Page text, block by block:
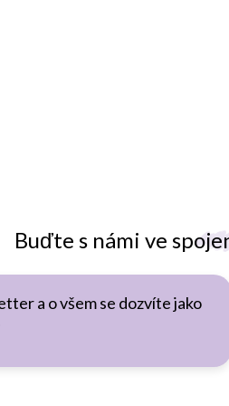
Buďte s námi ve
a o všem se dozvíte jako